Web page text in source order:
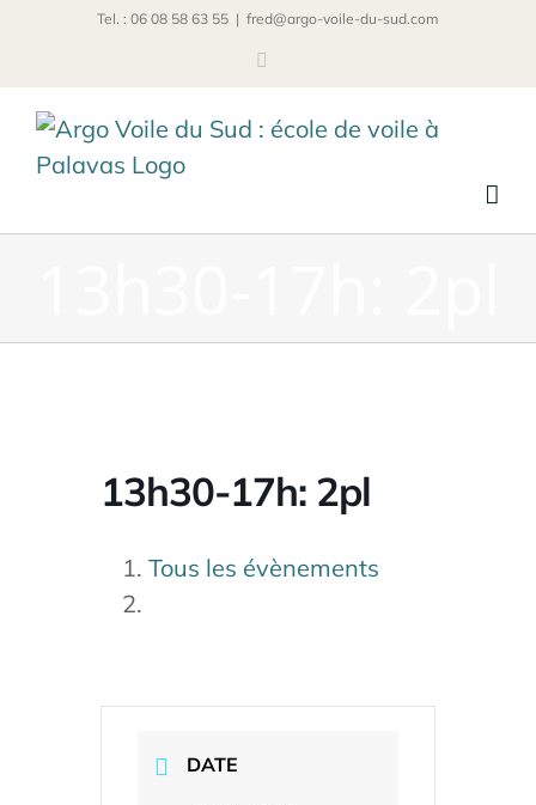
Tel. : 06 08 58 63 55 | fred@argo-voile-du-sud.com
13h30-17h: 2pl
Tous les évènements
DATE